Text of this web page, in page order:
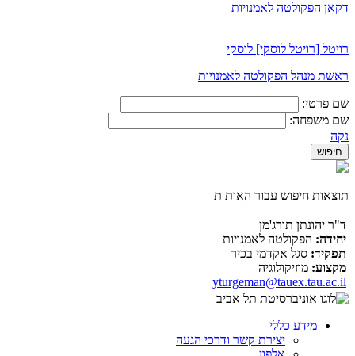
דקאן הפקולטה לאמנויות
רויטל [רויטל לוסקי] לוסקי
ראשת מנהל הפקולטה לאמנויות
שם פרטי:
שם משפחה:
נקה
תוצאות חיפוש עבור האות ת
ד"ר יהונתן תורג'מן
יחידה: הפקולטה לאמנויות
תפקיד: סגל אקדמי בכיר
מקצוע: מוזיקולוגיה
yturgeman@tauex.tau.ac.il
מידע כללי
יצירת קשר ודרכי הגעה